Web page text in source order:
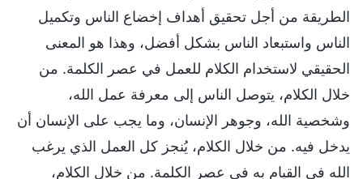
الطريقة من أجل تحقيق أهداف إخضاع الناس وتكميل
الناس واستبعاد الناس بشكل أفضل، وهذا هو المعنى
الحقيقي لاستخدام الكلام للعمل في عصر الكلمة. من
خلال الكلام، يتوصل الناس إلى معرفة عمل الله،
وشخصية الله، وجوهر الإنسان، وما يجب على الإنسان أن
يدخل فيه. من خلال الكلام، يُنجز كل العمل الذي يرغب
الله في القيام به في عصر الكلمة. من خلال الكلام،